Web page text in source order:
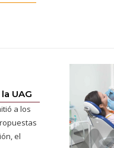
UAG
a los
el